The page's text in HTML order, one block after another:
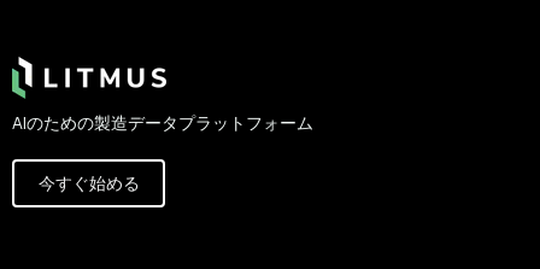
AIのための製造データプラットフォーム
今すぐ始める